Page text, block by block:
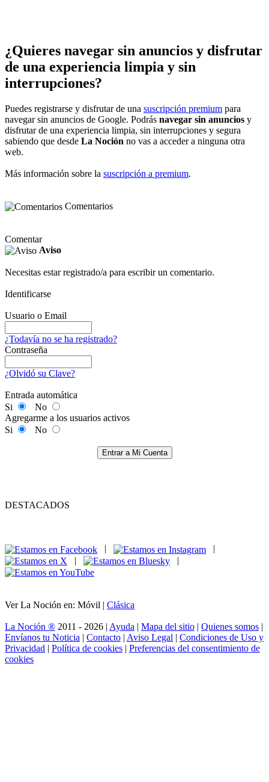
¿Quieres navegar sin anuncios y disfrutar
de una experiencia limpia y sin
interrupciones?
Puedes registrarse y disfrutar de una suscripción premium para
navegar sin anuncios de Google. Podrás navegar sin anuncios y
disfrutar de una experiencia limpia, sin interrupciones y segura
sabiendo que desde La Noción no vas a acceder a ninguna otra
web.
Más información sobre la suscripción a premium.
Comentarios
Comentar
Aviso
Necesitas estar registrado/a para escribir un comentario.
Identificarse
Usuario o Email
¿Todavía no se ha registrado?
Contraseña
¿Olvidó su Clave?
Entrada automática
Si
No
Agregarme a los usuarios activos
Si
No
Entrar a Mi Cuenta
DESTACADOS
|
|
Ver La Noción en: Móvil | Clásica
La Noción ® 2011 - 2026 | Ayuda | Mapa del sitio | Quienes somos |
Envíanos tu Noticia | Contacto | Aviso Legal | Condiciones de Uso y
Privacidad | Política de cookies | Preferencias del consentimiento de
cookies